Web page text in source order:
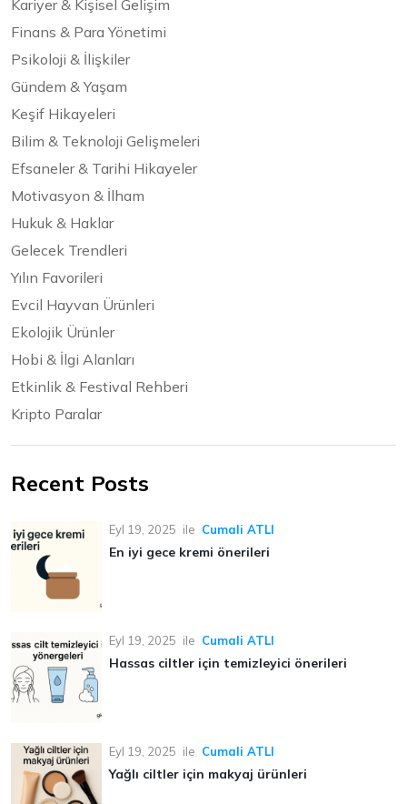
Kariyer & Kişisel Gelişim
Finans & Para Yönetimi
Psikoloji & İlişkiler
Gündem & Yaşam
Keşif Hikayeleri
Bilim & Teknoloji Gelişmeleri
Efsaneler & Tarihi Hikayeler
Motivasyon & İlham
Hukuk & Haklar
Gelecek Trendleri
Yılın Favorileri
Evcil Hayvan Ürünleri
Ekolojik Ürünler
Hobi & İlgi Alanları
Etkinlik & Festival Rehberi
Kripto Paralar
Recent Posts
Eyl 19, 2025 ile Cumali ATLI
En iyi gece kremi önerileri
Eyl 19, 2025 ile Cumali ATLI
Hassas ciltler için temizleyici önerileri
Eyl 19, 2025 ile Cumali ATLI
Yağlı ciltler için makyaj ürünleri